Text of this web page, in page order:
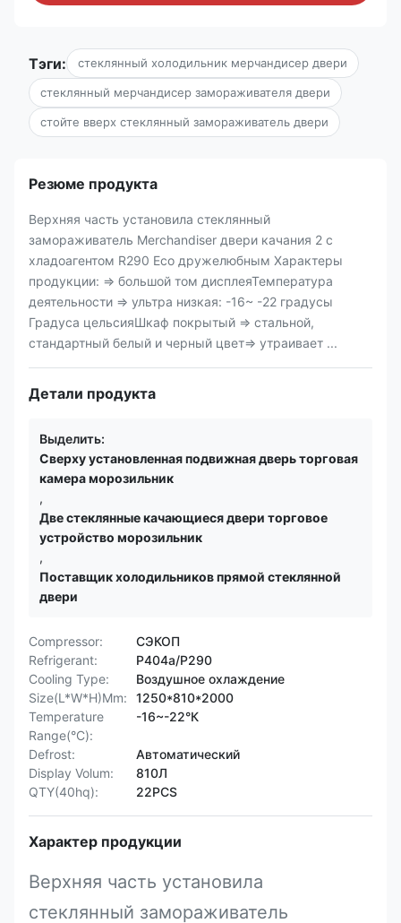
Тэги: стеклянный холодильник мерчандисер двери
стеклянный мерчандисер замораживателя двери
стойте вверх стеклянный замораживатель двери
Резюме продукта
Верхняя часть установила стеклянный
замораживатель Merchandiser двери качания 2 с
хладоагентом R290 Eco дружелюбным Характеры
продукции: ⇒ большой том дисплеяТемпература
деятельности ⇒ ультра низкая: -16~ -22 градусы
Градуса цельсияШкаф покрытый ⇒ стальной,
стандартный белый и черный цвет⇒ утраивает ...
Детали продукта
Выделить:
Сверху установленная подвижная дверь торговая
камера морозильник
,
Две стеклянные качающиеся двери торговое
устройство морозильник
,
Поставщик холодильников прямой стеклянной
двери
Compressor:
СЭКОП
Refrigerant:
Р404а/Р290
Cooling Type:
Воздушное охлаждение
Size(L*W*H)Mm:
1250*810*2000
Temperature
Range(°C):
-16~-22°К
Defrost:
Автоматический
Display Volum:
810Л
QTY(40hq):
22PCS
Характер продукции
Верхняя часть установила
стеклянный замораживатель